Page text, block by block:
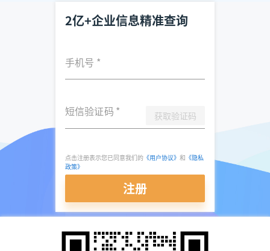
2亿+企业信息精准查询
手机号 *
短信验证码 * 获取验证码
点击注册表示您已同意我们的 《用户协议》 和 《隐私
政策》
注册